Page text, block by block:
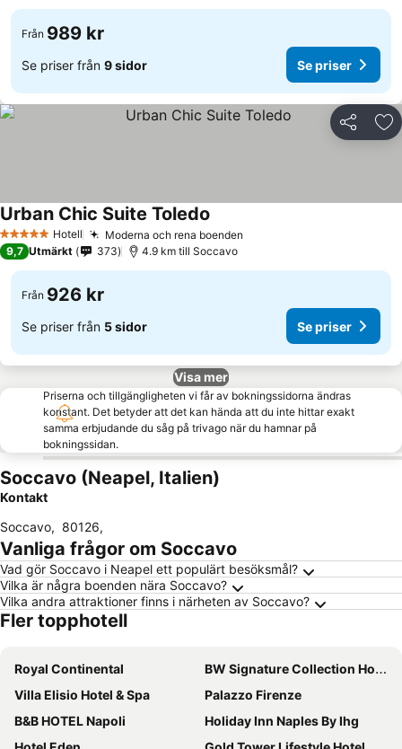
Från 989 kr
Se priser från 9 sidor Se priser
Dela
5 Stjärnor Hotell Moderna och rena boenden
Urban Chic Suite Toledo
9,7 Utmärkt 373 4.9 km till Soccavo
Från 926 kr
Se priser från 5 sidor Se priser
Visa mer
Priserna och tillgängligheten vi får av bokningssidorna ändras
konstant. Det betyder att det kan hända att du inte hittar exakt
samma erbjudande du såg på trivago när du hamnar på
bokningssidan.
Soccavo (Neapel, Italien)
Kontakt
Soccavo, 80126,
Vanliga frågor om Soccavo
Vad gör Soccavo i Neapel ett populärt besöksmål?
Vilka är några boenden nära Soccavo?
Vilka andra attraktioner finns i närheten av Soccavo?
Fler topphotell
Royal Continental
BW Signature Collection Hotel Paradiso
Villa Elisio Hotel & Spa
Palazzo Firenze
B&B HOTEL Napoli
Holiday Inn Naples By Ihg